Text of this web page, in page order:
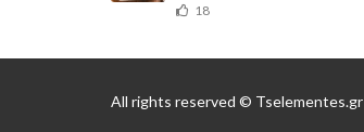
18
All rights reserved © Tselementes.gr